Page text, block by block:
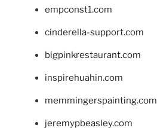
empconst1.com
cinderella-support.com
bigpinkrestaurant.com
inspirehuahin.com
memmingerspainting.com
jeremypbeasley.com